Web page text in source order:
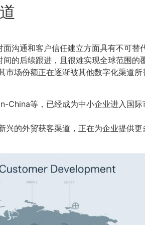
沟通和客户信任建立方面具有不可
的后续跟进，且很难实现全球范围的
场份额正在逐渐被其他数字化渠道所
China等，已经成为中小企业进入国
的外贸获客渠道，正在为企业提供